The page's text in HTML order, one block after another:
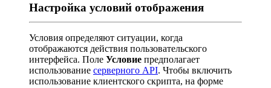
Настройка условий отображения
Условия определяют ситуации, когда
отображаются действия пользовательского
интерфейса. Поле Условие предполагает
использование серверного API. Чтобы включить
использование клиентского скрипта, на форме